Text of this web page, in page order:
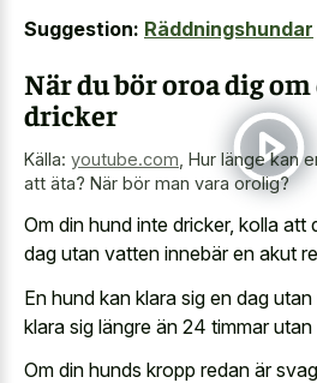
Suggestion: Räddningshundar
När du bör oroa dig
dricker
Källa: youtube.com Hur länge kan
att äta? När bör man vara orolig?
Om din hund inte dricker, kolla att
dag utan vatten innebär en akut
En hund kan klara sig en dag
klara sig längre än 24 timmar
Om din hunds kropp redan är